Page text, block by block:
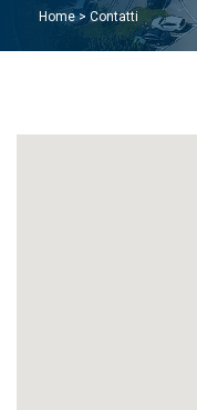
Home > Contatti